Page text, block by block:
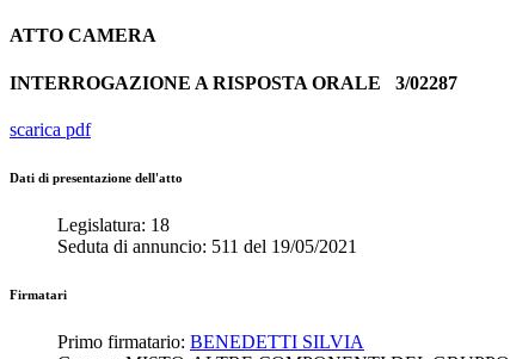
ATTO CAMERA
INTERROGAZIONE A RISPOSTA ORALE 3/02287
scarica pdf
Dati di presentazione dell'atto
Legislatura: 18
Seduta di annuncio: 511 del 19/05/2021
Firmatari
Primo firmatario: BENEDETTI SILVIA